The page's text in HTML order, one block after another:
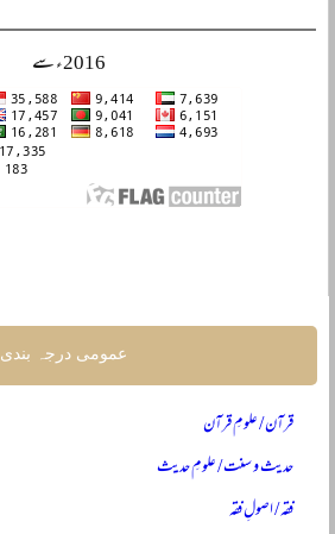
2016ء سے
عمومی درجہ بندی
قرآن / علومِ قرآن
حدیث و سنت / علومِ حدیث
فقہ / اصولِ فقہ